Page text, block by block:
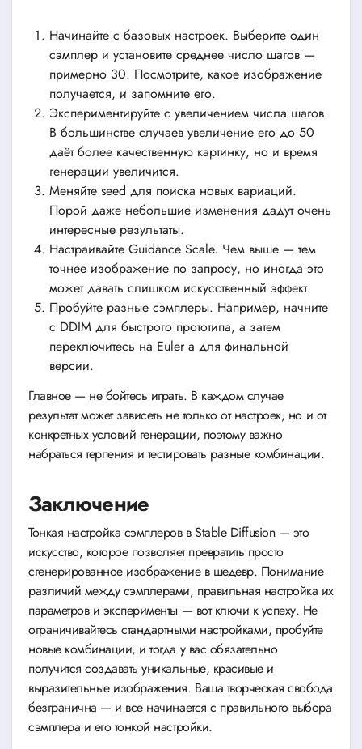
Начинайте с базовых настроек. Выберите один
сэмплер и установите среднее число шагов —
примерно 30. Посмотрите, какое изображение
получается, и запомните его.
Экспериментируйте с увеличением числа шагов.
В большинстве случаев увеличение его до 50
даёт более качественную картинку, но и время
генерации увеличится.
Меняйте seed для поиска новых вариаций.
Порой даже небольшие изменения дадут очень
интересные результаты.
Настраивайте Guidance Scale. Чем выше — тем
точнее изображение по запросу, но иногда это
может давать слишком искусственный эффект.
Пробуйте разные сэмплеры. Например, начните
с DDIM для быстрого прототипа, а затем
переключитесь на Euler a для финальной
версии.
Главное — не бойтесь играть. В каждом случае
результат может зависеть не только от настроек, но и от
конкретных условий генерации, поэтому важно
набраться терпения и тестировать разные комбинации.
Заключение
Тонкая настройка сэмплеров в Stable Diffusion — это
искусство, которое позволяет превратить просто
сгенерированное изображение в шедевр. Понимание
различий между сэмплерами, правильная настройка их
параметров и эксперименты — вот ключи к успеху. Не
ограничивайтесь стандартными настройками, пробуйте
новые комбинации, и тогда у вас обязательно
получится создавать уникальные, красивые и
выразительные изображения. Ваша творческая свобода
безгранична — и все начинается с правильного выбора
сэмплера и его тонкой настройки.